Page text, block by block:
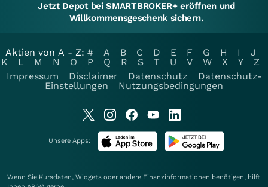
Jetzt Depot bei SMARTBROKER+ eröffnen und
Willkommensgeschenk sichern.
Aktien von A - Z: # A B C D E F G H I
J
K
L M N O P Q R S T U V W X Y
Z
Impressum
Disclaimer Datenschutz
Datenschutz-
Einstellungen
Nutzungsbedingungen
Unsere Apps:
Wenn Sie Kursdaten, Widgets oder andere Finanzinformationen benötigen, hilft